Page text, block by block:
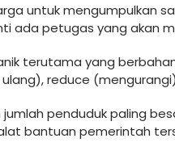
untuk mengumpulkan
ada petugas yang akan
terutama yang
reduce
penduduk paling
bantuan pemerintah